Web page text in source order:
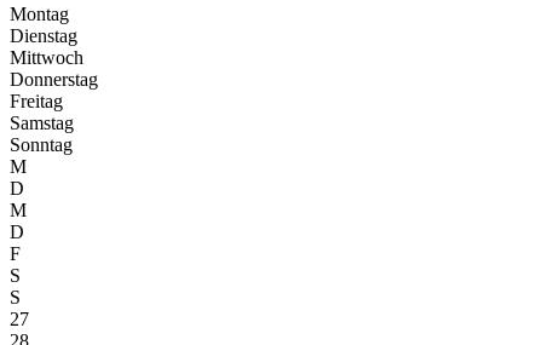
Montag
Dienstag
Mittwoch
Donnerstag
Freitag
Samstag
Sonntag
M
D
M
D
F
S
S
27
28